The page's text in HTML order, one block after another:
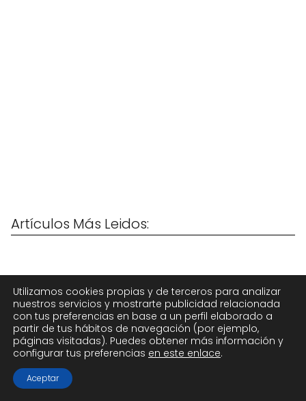
Artículos Más Leidos:
Utilizamos cookies propias y de terceros para analizar
nuestros servicios y mostrarte publicidad relacionada
con tus preferencias en base a un perfil elaborado a
partir de tus hábitos de navegación (por ejemplo,
páginas visitadas). Puedes obtener más información y
configurar tus preferencias en este enlace.
Aceptar